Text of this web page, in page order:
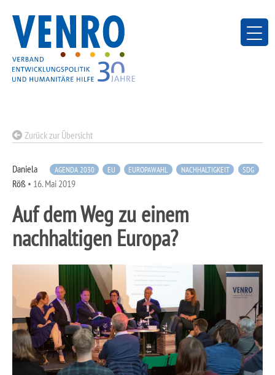
content
Zurück zur Übersicht
AGENDA 2030 EU EUROPAWAHL NACHHALTIGKEIT SDG
Daniela
Röß • 16. Mai 2019
Auf dem Weg zu einem
nachhaltigen Europa?